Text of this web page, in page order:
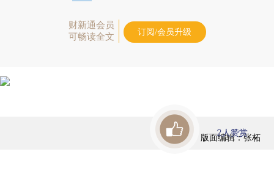
财新通会员
可畅读全文
订阅/会员升级
版面编辑：张柘
2人赞赏